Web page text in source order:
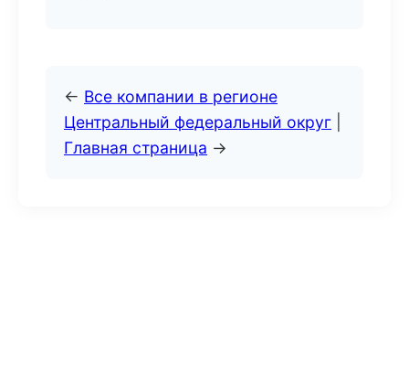
← Все компании в регионе
Центральный федеральный округ
Главная страница →